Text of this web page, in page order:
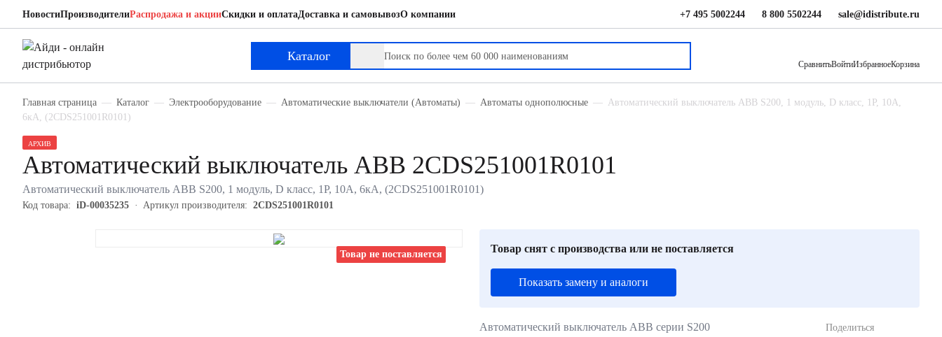
НовостиПроизводителиРаспродажа и акцииСкидки и оплатаДоставка и самовывозО компании +7 495 5002244 8 800 5502244 sale@idistribute.ru
Каталог
СравнитьВойтиИзбранноеКорзина
Главная страница Каталог Электрооборудование Автоматические выключатели (Автоматы) Автоматы однополюсные
Автоматический выключатель ABB S200, 1 модуль, D класс, 1P, 10А,
6кА, (2CDS251001R0101)
Товар не поставляется
АРХИВ
Автоматический выключатель ABB 2CDS251001R0101
Автоматический выключатель ABB S200, 1 модуль, D класс, 1P, 10А, 6кА, (2CDS251001R0101)
Код товара: iD-00035235 Артикул производителя: 2CDS251001R0101
Товар снят с производства или не поставляется
Показать замену и аналоги
Автоматический выключатель ABB серии S200
Поделиться
ABB 2CDS251001R0101
Автоматический выключатель